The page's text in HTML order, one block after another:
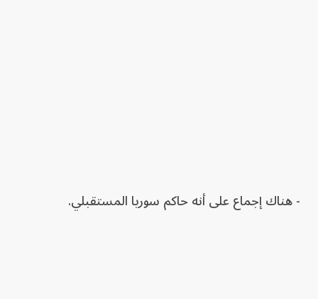
- هناك إجماع على أنه حاكم سوريا المستقبلي.